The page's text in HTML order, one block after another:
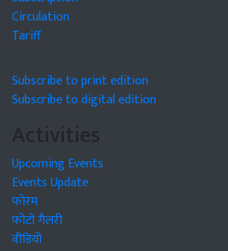
Circulation
Tariff
Subscribe to print edition
Subscribe to digital edition
Activities
Upcoming Events
Events Update
फोरम
फोटो गैलरी
वीडियो